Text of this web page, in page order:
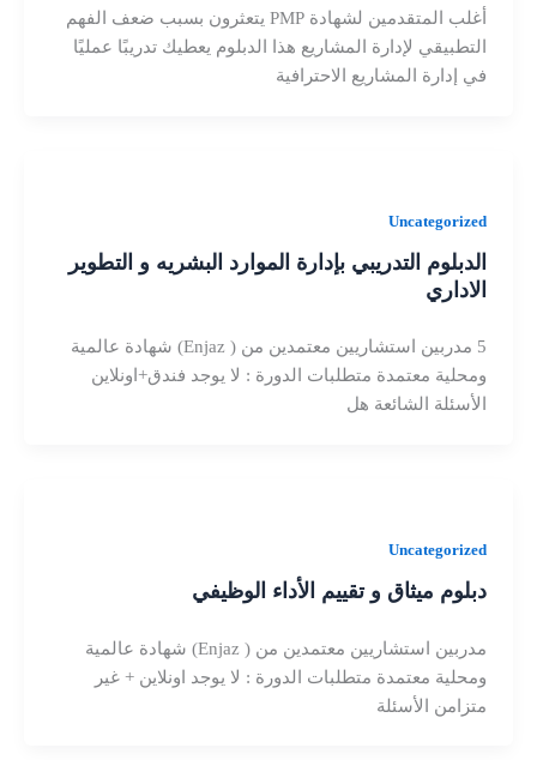
أغلب المتقدمين لشهادة PMP يتعثرون بسبب ضعف الفهم
التطبيقي لإدارة المشاريع هذا الدبلوم يعطيك تدريبًا عمليًا
في إدارة المشاريع الاحترافية
Uncategorized
الدبلوم التدريبي بإدارة الموارد البشريه و التطوير
الاداري
5 مدربين استشاريين معتمدين من ( Enjaz) شهادة عالمية
ومحلية معتمدة متطلبات الدورة : لا يوجد فندق+اونلاين
الأسئلة الشائعة هل
Uncategorized
دبلوم ميثاق و تقييم الأداء الوظيفي
مدربين استشاريين معتمدين من ( Enjaz) شهادة عالمية
ومحلية معتمدة متطلبات الدورة : لا يوجد اونلاين + غير
متزامن الأسئلة